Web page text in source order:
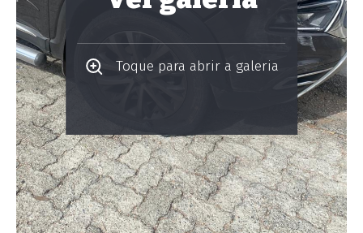
Toque para abrir a galeria